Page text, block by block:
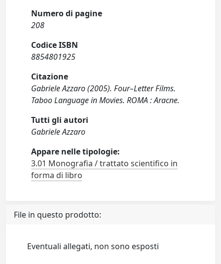
Numero di pagine
208
Codice ISBN
8854801925
Citazione
Gabriele Azzaro (2005). Four–Letter Films.
Taboo Language in Movies. ROMA : Aracne.
Tutti gli autori
Gabriele Azzaro
Appare nelle tipologie:
3.01 Monografia / trattato scientifico in
forma di libro
File in questo prodotto:
Eventuali allegati, non sono esposti